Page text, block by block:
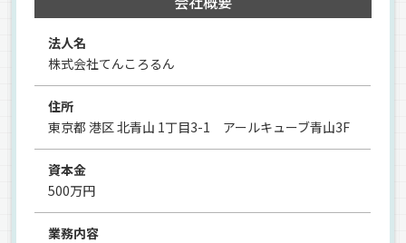
法人名
株式会社てんころるん
住所
東京都 港区 北青山 1丁目3-1 アールキューブ青山3F
資本金
500万円
業務内容